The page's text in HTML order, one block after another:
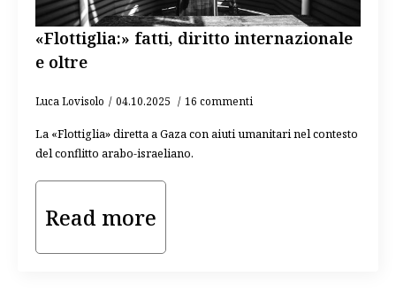
«Flottiglia:» fatti, diritto internazionale
e oltre
Luca Lovisolo 04.10.2025 16 commenti
La «Flottiglia» diretta a Gaza con aiuti umanitari nel contesto
del conflitto arabo-israeliano.
Read more